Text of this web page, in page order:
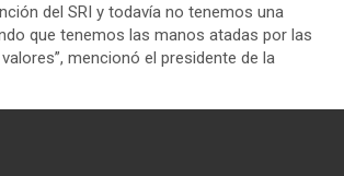
del SRI y todavía no tenemos una
que tenemos las manos atadas por las
mencionó el presidente de la